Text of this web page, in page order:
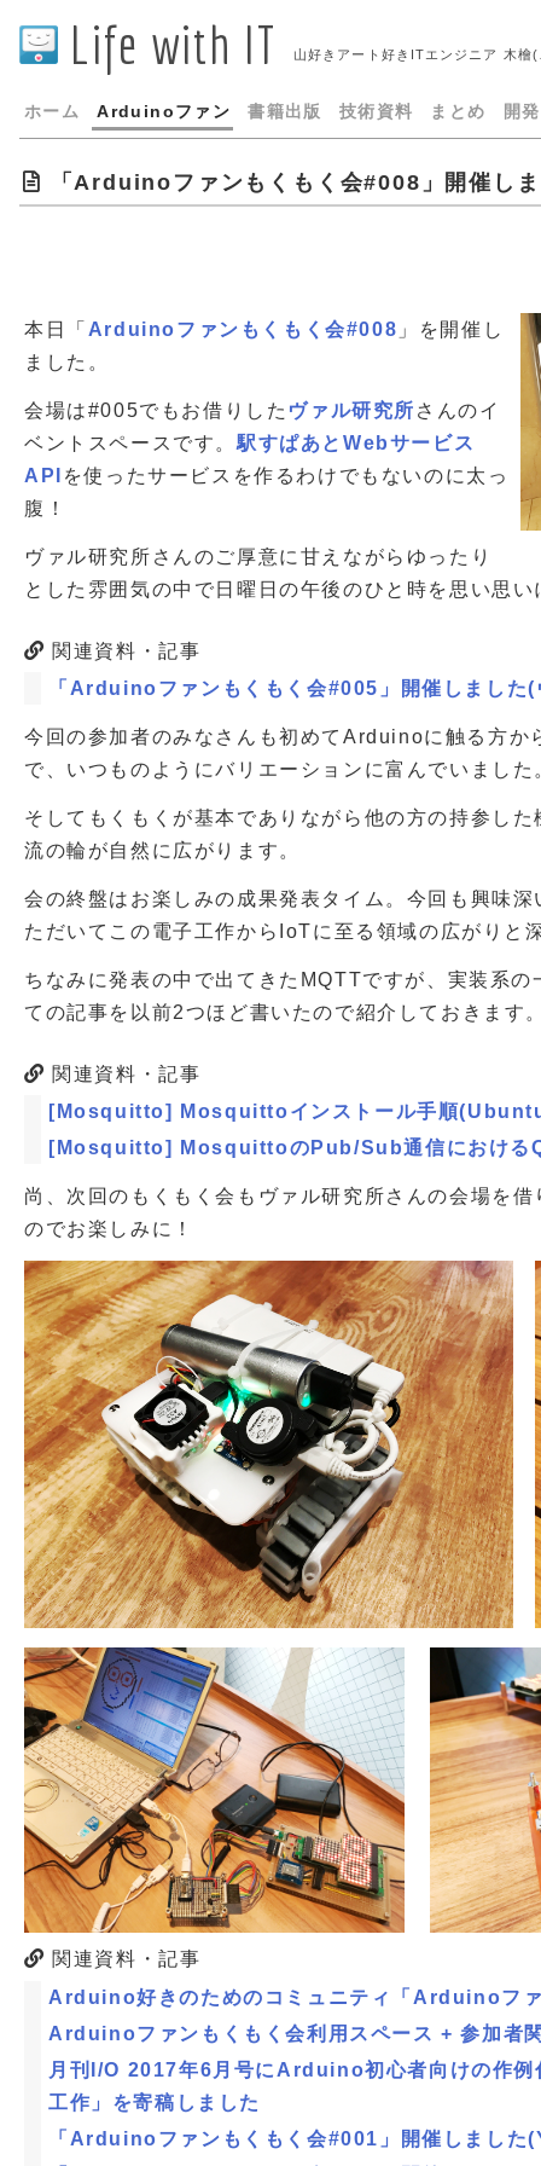
Life with IT 山好きアート好きITエンジニア 木檜
ホーム Arduinoファン 書籍出版 技術資料 まとめ 開
「Arduinoファンもくもく会#008」開催し
本日「 Arduinoファンもくもく会#008 」を開催し
ました。
会場は#005でもお借りした ヴァル研究所 さんのイ
ベントスペースです。駅すぱあとWebサービス
API を使ったサービスを作るわけでもないのに太っ
腹！
ヴァル研究所さんのご厚意に甘えながらゆったり
とした雰囲気の中で日曜日の午後のひと時を思い思
関連資料・記事
「Arduinoファンもくもく会#005」開催しました(
今回の参加者のみなさんも初めてArduinoに触る方か
で、いつものようにバリエーションに富んでいました
そしてもくもくが基本でありながら他の方の持参し
流の輪が自然に広がります。
会の終盤はお楽しみの成果発表タイム。今回も興味
ただいてこの電子工作からIoTに至る領域の広がりと
ちなみに発表の中で出てきたMQTTですが、実装系
ての記事を以前2つほど書いたので紹介しておきます
関連資料・記事
[Mosquitto] Mosquittoインストール手順
[Mosquitto] MosquittoのPub/Sub通信における
尚、次回のもくもく会もヴァル研究所さんの会場を
のでお楽しみに！
関連資料・記事
Arduino好きのためのコミュニティ「Arduinoフ
Arduinoファンもくもく会利用スペース + 参加者
月刊I/O 2017年6月号にArduino初心者向けの作
工作」を寄稿しました
「Arduinoファンもくもく会#001」開催しまし